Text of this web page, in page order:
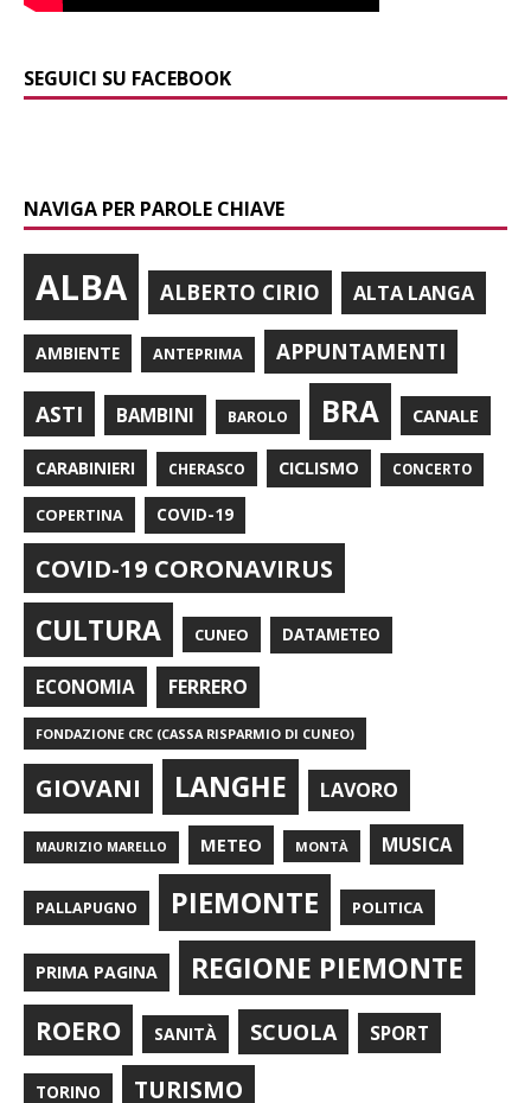
SEGUICI SU FACEBOOK
NAVIGA PER PAROLE CHIAVE
ALBA ALBERTO CIRIO ALTA LANGA
AMBIENTE ANTEPRIMA APPUNTAMENTI
ASTI BAMBINI BAROLO BRA CANALE
CARABINIERI CHERASCO CICLISMO CONCERTO
COPERTINA COVID-19
COVID-19 CORONAVIRUS
CULTURA CUNEO DATAMETEO
ECONOMIA FERRERO
FONDAZIONE CRC (CASSA RISPARMIO DI CUNEO)
GIOVANI LANGHE LAVORO
MAURIZIO MARELLO METEO MONTÀ MUSICA
PALLAPUGNO PIEMONTE POLITICA
PRIMA PAGINA REGIONE PIEMONTE
ROERO SANITÀ SCUOLA SPORT
TORINO TURISMO